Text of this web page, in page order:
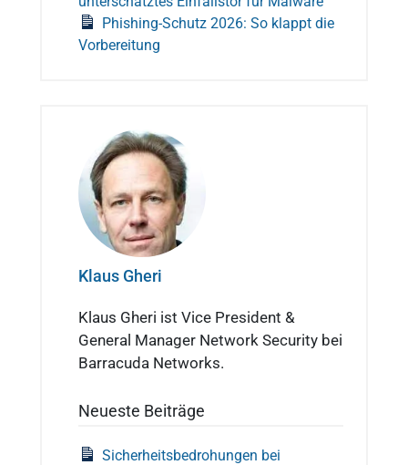
Phishing-Schutz 2026: So klappt die
Vorbereitung
Klaus Gheri
Klaus Gheri ist Vice President &
General Manager Network Security bei
Barracuda Networks.
Neueste Beiträge
Sicherheitsbedrohungen bei